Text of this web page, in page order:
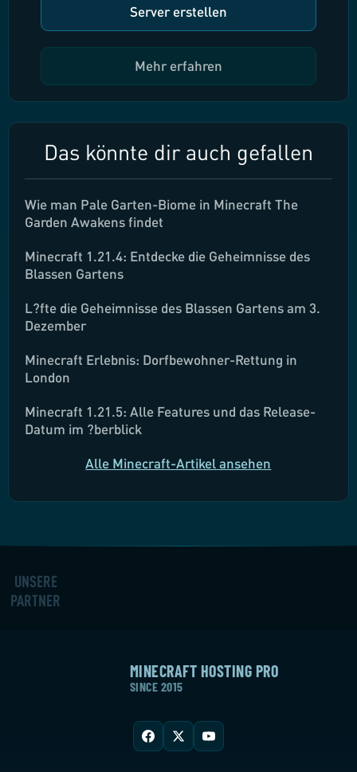
Server erstellen
Mehr erfahren
Das könnte dir auch gefallen
Wie man Pale Garten-Biome in Minecraft The
Garden Awakens findet
Minecraft 1.21.4: Entdecke die Geheimnisse des
Blassen Gartens
L?fte die Geheimnisse des Blassen Gartens am 3.
Dezember
Minecraft Erlebnis: Dorfbewohner-Rettung in
London
Minecraft 1.21.5: Alle Features und das Release-
Datum im ?berblick
Alle Minecraft-Artikel ansehen
UNSERE
PARTNER
MINECRAFT HOSTING PRO
SINCE 2015